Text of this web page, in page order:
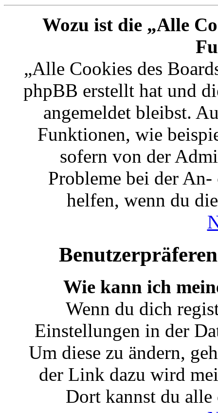
Wozu ist die „Alle
„Alle Cookies des
phpBB erstellt hat und
angemeldet bleibst.
Funktionen, wie
sofern von der
Probleme bei der
helfen, wenn du
Wie kann ich
Wenn du dich
Einstellungen in der
Um diese zu ändern,
der Link dazu wird
Dort kannst du